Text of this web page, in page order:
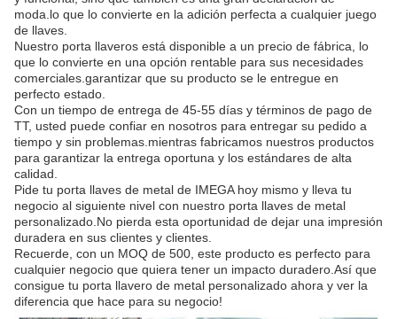
moda.lo que lo convierte en la adición perfecta a cualquier juego
de llaves.
Nuestro porta llaveros está disponible a un precio de fábrica, lo
que lo convierte en una opción rentable para sus necesidades
comerciales.garantizar que su producto se le entregue en
perfecto estado.
Con un tiempo de entrega de 45-55 días y términos de pago de
TT, usted puede confiar en nosotros para entregar su pedido a
tiempo y sin problemas.mientras fabricamos nuestros productos
para garantizar la entrega oportuna y los estándares de alta
calidad.
Pide tu porta llaves de metal de IMEGA hoy mismo y lleva tu
negocio al siguiente nivel con nuestro porta llaves de metal
personalizado.No pierda esta oportunidad de dejar una impresión
duradera en sus clientes y clientes.
Recuerde, con un MOQ de 500, este producto es perfecto para
cualquier negocio que quiera tener un impacto duradero.Así que
consigue tu porta llavero de metal personalizado ahora y ver la
diferencia que hace para su negocio!